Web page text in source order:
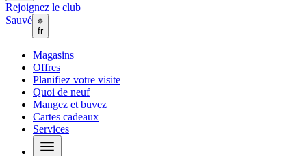
Rejoignez le club
Sauvé
fr
Magasins
Offres
Planifiez votre visite
Quoi de neuf
Mangez et buvez
Cartes cadeaux
Services